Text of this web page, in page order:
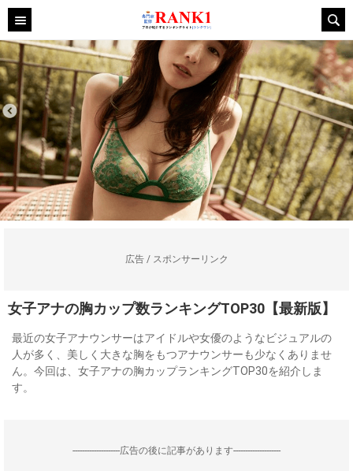
広告 / スポンサーリンク
女子アナの胸カップ数ランキングTOP30【最新版】
最近の女子アナウンサーはアイドルや女優のようなビジュアルの
人が多く、美しく大きな胸をもつアナウンサーも少なくありませ
ん。今回は、女子アナの胸カップランキングTOP30を紹介しま
す。
--------------------広告の後に記事があります--------------------